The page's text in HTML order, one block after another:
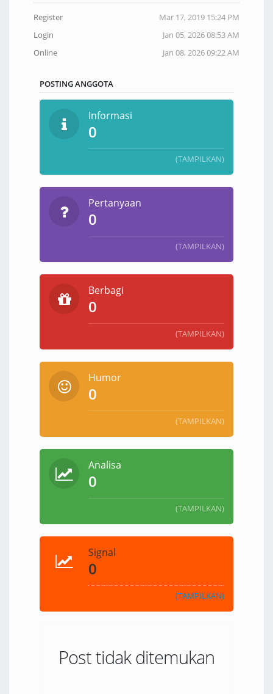
Register
Mar 17, 2019 15:24 PM
Login
Jan 05, 2026 08:53 AM
Online
Jan 08, 2026 09:22 AM
POSTING ANGGOTA
Informasi
0
(TAMPILKAN)
Pertanyaan
0
(TAMPILKAN)
Berbagi
0
(TAMPILKAN)
Humor
0
(TAMPILKAN)
Analisa
0
(TAMPILKAN)
Signal
0
(TAMPILKAN)
Post tidak ditemukan